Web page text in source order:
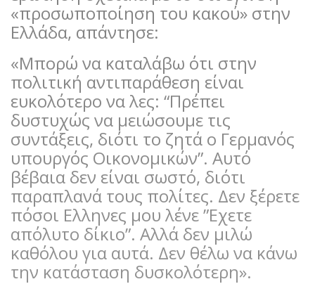
«προσωποποίηση του κακού» στην
Ελλάδα, απάντησε:
«Μπορώ να καταλάβω ότι στην
πολιτική αντιπαράθεση είναι
ευκολότερο να λες: “Πρέπει
δυστυχώς να μειώσουμε τις
συντάξεις, διότι το ζητά ο Γερμανός
υπουργός Οικονομικών”. Αυτό
βέβαια δεν είναι σωστό, διότι
παραπλανά τους πολίτες. Δεν ξέρετε
πόσοι Ελληνες μου λένε ”Εχετε
απόλυτο δίκιο”. Αλλά δεν μιλώ
καθόλου για αυτά. Δεν θέλω να κάνω
την κατάσταση δυσκολότερη».